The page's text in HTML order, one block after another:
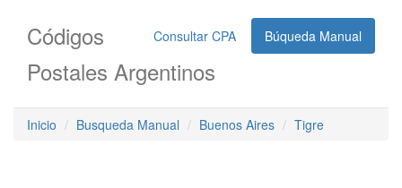
Consultar CPA Búqueda Manual
Códigos
Postales Argentinos
Inicio Busqueda Manual Buenos Aires Tigre